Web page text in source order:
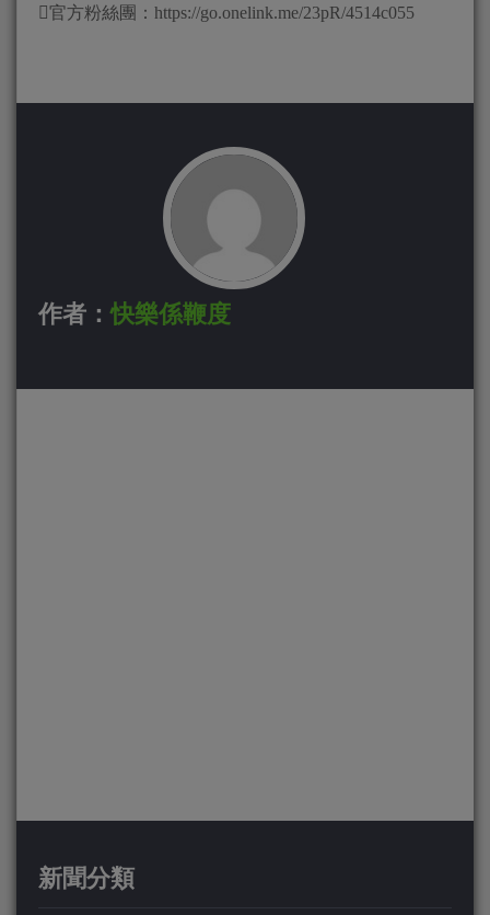
官方粉絲團：https://go.onelink.me/23pR/4514c055
作者：快樂係鞭度
新聞分類